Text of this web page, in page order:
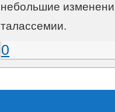
небольшие
талассемии.
0